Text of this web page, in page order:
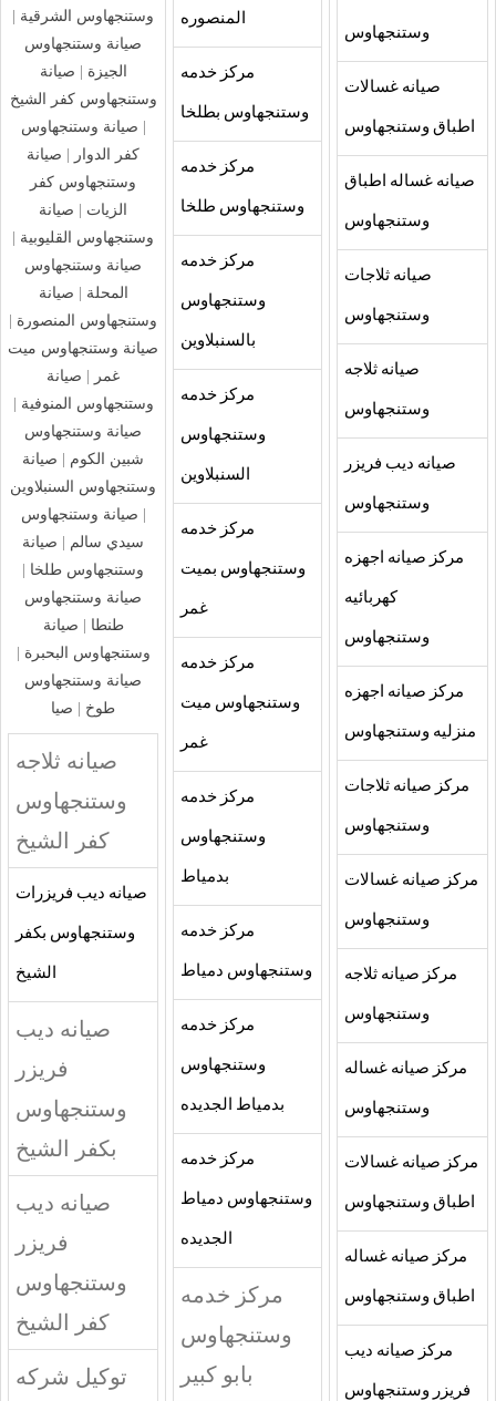
وستنجهاوس
صيانه غسالات
اطباق وستنجهاوس
صيانه غساله اطباق
وستنجهاوس
صيانه ثلاجات
وستنجهاوس
صيانه ثلاجه
وستنجهاوس
صيانه ديب فريزر
وستنجهاوس
مركز صيانه اجهزه
كهربائيه
وستنجهاوس
مركز صيانه اجهزه
منزليه وستنجهاوس
مركز صيانه ثلاجات
وستنجهاوس
مركز صيانه غسالات
وستنجهاوس
مركز صيانه ثلاجه
وستنجهاوس
مركز صيانه غساله
وستنجهاوس
مركز صيانه غسالات
اطباق وستنجهاوس
مركز صيانه غساله
اطباق وستنجهاوس
مركز صيانه ديب
فريزر وستنجهاوس
المنصوره
مركز خدمه
وستنجهاوس بطلخا
مركز خدمه
وستنجهاوس طلخا
مركز خدمه
وستنجهاوس
بالسنبلاوين
مركز خدمه
وستنجهاوس
السنبلاوين
مركز خدمه
وستنجهاوس بميت
غمر
مركز خدمه
وستنجهاوس ميت
غمر
مركز خدمه
وستنجهاوس
بدمياط
مركز خدمه
وستنجهاوس دمياط
مركز خدمه
وستنجهاوس
بدمياط الجديده
مركز خدمه
وستنجهاوس دمياط
الجديده
مركز خدمه
وستنجهاوس
بابو كبير
وستنجهاوس الشرقية
صيانة وستنجهاوس
الجيزة
صيانة
وستنجهاوس كفر الشيخ
صيانة وستنجهاوس
كفر الدوار
صيانة
وستنجهاوس كفر
الزيات
صيانة
وستنجهاوس القليوبية
صيانة وستنجهاوس
المحلة
صيانة
وستنجهاوس المنصورة
صيانة وستنجهاوس ميت
غمر
صيانة
وستنجهاوس المنوفية
صيانة وستنجهاوس
شبين الكوم
صيانة
وستنجهاوس السنبلاوين
صيانة وستنجهاوس
سيدي سالم
صيانة
وستنجهاوس طلخا
صيانة وستنجهاوس
طنطا
صيانة
وستنجهاوس البحبرة
صيانة وستنجهاوس
طوخ
صيا
صيانه ثلاجه
وستنجهاوس
كفر الشيخ
صيانه ديب فريزرات
وستنجهاوس بكفر
الشيخ
صيانه ديب
فريزر
وستنجهاوس
بكفر الشيخ
صيانه ديب
فريزر
وستنجهاوس
كفر الشيخ
توكيل شركه